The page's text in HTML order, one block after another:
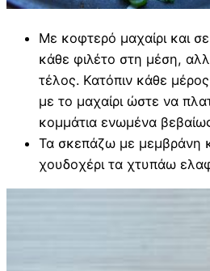
Με κοφτερό μαχαίρι και
κάθε φιλέτο στη μέση,
τέλος. Κατόπιν κάθε
με το μαχαίρι ώστε να
κομμάτια ενωμένα
Τα σκεπάζω με μεμβράνη
χουδοχέρι τα χτυπάω